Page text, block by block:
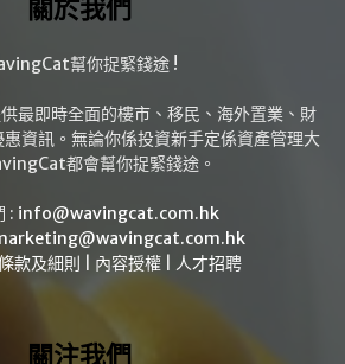
關於我們
幫你捉緊錢途 !
最即時全面的樓市、移民、海外置業、財
資訊。無論你係投資新手定係資產管理大
都會幫你捉緊錢途。
: info@wavingcat.com.hk
款及細則 內容授權 人才招聘
關注我們